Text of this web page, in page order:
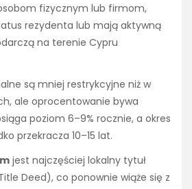
fizycznym lub firmom,
rezydenta lub mają aktywną
na terenie Cypru
są mniej restrykcyjne niż w
ale oprocentowanie bywa
poziom 6–9% rocznie, a okres
przekracza 10–15 lat.
jest najczęściej lokalny tytuł
Deed), co ponownie wiąże się z